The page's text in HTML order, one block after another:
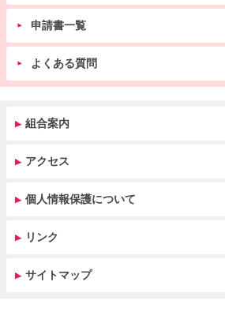
申請書一覧
よくある質問
組合案内
アクセス
個人情報保護について
リンク
サイトマップ